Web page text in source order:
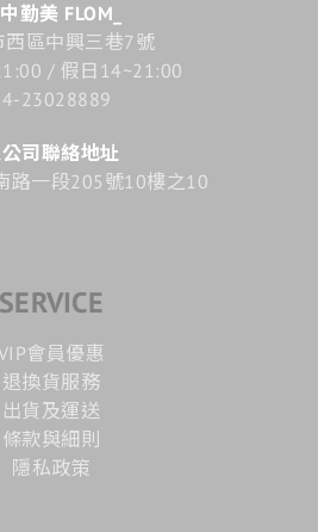
勤美 FLOM_
西區中興三巷7號
/ 假日14~21:00
23028889
司聯絡地址
路一段205號10樓之10
SERVICE
會員優惠
退換貨服務
出貨及運送
條款與細則
隱私政策